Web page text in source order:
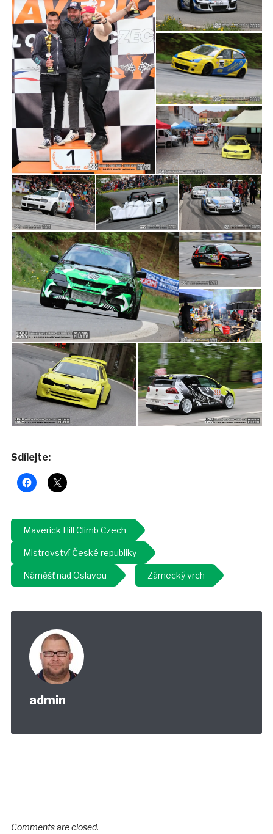
Sdílejte:
Maverick Hill Climb Czech
Mistrovství České republiky
Náměšť nad Oslavou Zámecký vrch
admin
Comments are closed.